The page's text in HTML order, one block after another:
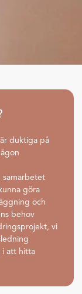
duktiga på
samarbetet
göra
och
behov
vi
i att hitta